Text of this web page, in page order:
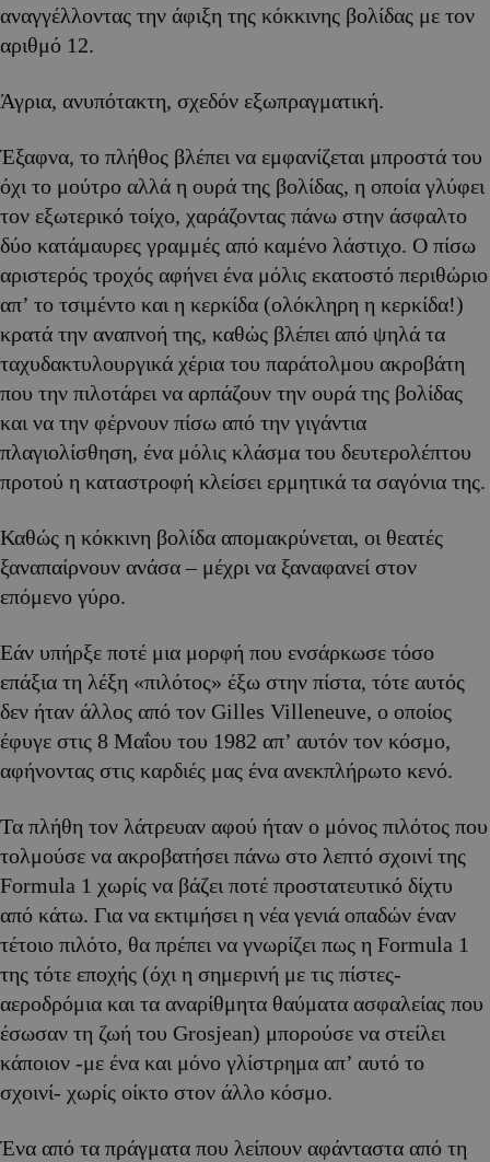
αναγγέλλοντας την άφιξη της κόκκινης βολίδας με τον
αριθμό 12.
Άγρια, ανυπότακτη, σχεδόν εξωπραγματική.
Έξαφνα, το πλήθος βλέπει να εμφανίζεται μπροστά του
όχι το μούτρο αλλά η ουρά της βολίδας, η οποία γλύφει
τον εξωτερικό τοίχο, χαράζοντας πάνω στην άσφαλτο
δύο κατάμαυρες γραμμές από καμένο λάστιχο. Ο πίσω
αριστερός τροχός αφήνει ένα μόλις εκατοστό περιθώριο
απ’ το τσιμέντο και η κερκίδα (ολόκληρη η κερκίδα!)
κρατά την αναπνοή της, καθώς βλέπει από ψηλά τα
ταχυδακτυλουργικά χέρια του παράτολμου ακροβάτη
που την πιλοτάρει να αρπάζουν την ουρά της βολίδας
και να την φέρνουν πίσω από την γιγάντια
πλαγιολίσθηση, ένα μόλις κλάσμα του δευτερολέπτου
προτού η καταστροφή κλείσει ερμητικά τα σαγόνια της.
Καθώς η κόκκινη βολίδα απομακρύνεται, οι θεατές
ξαναπαίρνουν ανάσα – μέχρι να ξαναφανεί στον
επόμενο γύρο.
Εάν υπήρξε ποτέ μια μορφή που ενσάρκωσε τόσο
επάξια τη λέξη «πιλότος» έξω στην πίστα, τότε αυτός
δεν ήταν άλλος από τον Gilles Villeneuve, ο οποίος
έφυγε στις 8 Μαΐου του 1982 απ’ αυτόν τον κόσμο,
αφήνοντας στις καρδιές μας ένα ανεκπλήρωτο κενό.
Τα πλήθη τον λάτρευαν αφού ήταν ο μόνος πιλότος που
τολμούσε να ακροβατήσει πάνω στο λεπτό σχοινί της
Formula 1 χωρίς να βάζει ποτέ προστατευτικό δίχτυ
από κάτω. Για να εκτιμήσει η νέα γενιά οπαδών έναν
τέτοιο πιλότο, θα πρέπει να γνωρίζει πως η Formula 1
της τότε εποχής (όχι η σημερινή με τις πίστες-
αεροδρόμια και τα αναρίθμητα θαύματα ασφαλείας που
έσωσαν τη ζωή του Grosjean) μπορούσε να στείλει
κάποιον -με ένα και μόνο γλίστρημα απ’ αυτό το
σχοινί- χωρίς οίκτο στον άλλο κόσμο.
Ένα από τα πράγματα που λείπουν αφάνταστα από τη